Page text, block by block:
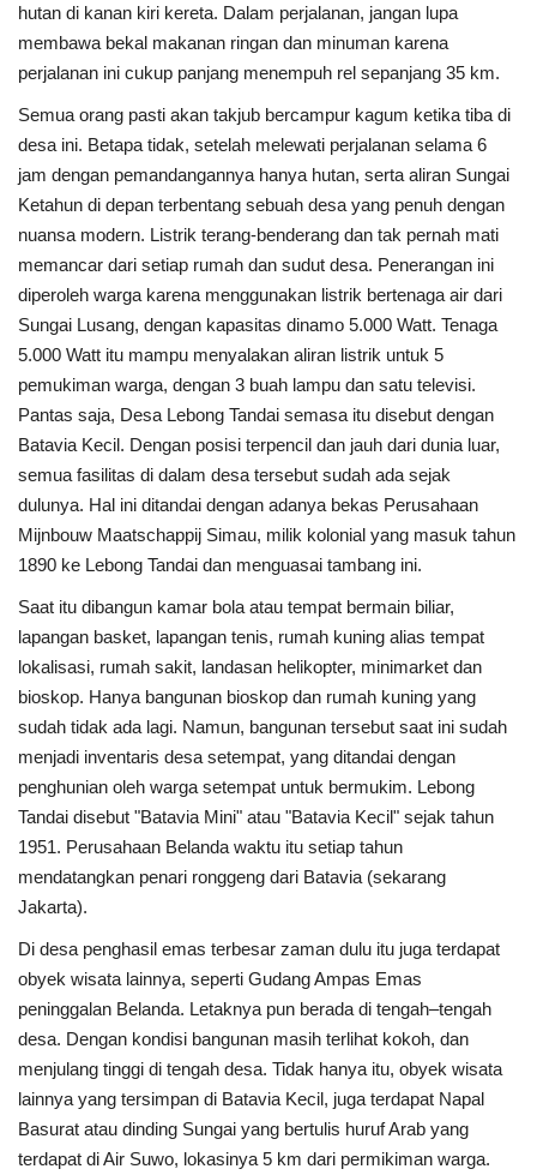
hutan di kanan kiri kereta. Dalam perjalanan, jangan lupa
membawa bekal makanan ringan dan minuman karena
perjalanan ini cukup panjang menempuh rel sepanjang 35 km.
Semua orang pasti akan takjub bercampur kagum ketika tiba di
desa ini. Betapa tidak, setelah melewati perjalanan selama 6
jam dengan pemandangannya hanya hutan, serta aliran Sungai
Ketahun di depan terbentang sebuah desa yang penuh dengan
nuansa modern. Listrik terang-benderang dan tak pernah mati
memancar dari setiap rumah dan sudut desa. Penerangan ini
diperoleh warga karena menggunakan listrik bertenaga air dari
Sungai Lusang, dengan kapasitas dinamo 5.000 Watt. Tenaga
5.000 Watt itu mampu menyalakan aliran listrik untuk 5
pemukiman warga, dengan 3 buah lampu dan satu televisi.
Pantas saja, Desa Lebong Tandai semasa itu disebut dengan
Batavia Kecil. Dengan posisi terpencil dan jauh dari dunia luar,
semua fasilitas di dalam desa tersebut sudah ada sejak
dulunya. Hal ini ditandai dengan adanya bekas Perusahaan
Mijnbouw Maatschappij Simau, milik kolonial yang masuk tahun
1890 ke Lebong Tandai dan menguasai tambang ini.
Saat itu dibangun kamar bola atau tempat bermain biliar,
lapangan basket, lapangan tenis, rumah kuning alias tempat
lokalisasi, rumah sakit, landasan helikopter, minimarket dan
bioskop. Hanya bangunan bioskop dan rumah kuning yang
sudah tidak ada lagi. Namun, bangunan tersebut saat ini sudah
menjadi inventaris desa setempat, yang ditandai dengan
penghunian oleh warga setempat untuk bermukim. Lebong
Tandai disebut "Batavia Mini" atau "Batavia Kecil" sejak tahun
1951. Perusahaan Belanda waktu itu setiap tahun
mendatangkan penari ronggeng dari Batavia (sekarang
Jakarta).
Di desa penghasil emas terbesar zaman dulu itu juga terdapat
obyek wisata lainnya, seperti Gudang Ampas Emas
peninggalan Belanda. Letaknya pun berada di tengah–tengah
desa. Dengan kondisi bangunan masih terlihat kokoh, dan
menjulang tinggi di tengah desa. Tidak hanya itu, obyek wisata
lainnya yang tersimpan di Batavia Kecil, juga terdapat Napal
Basurat atau dinding Sungai yang bertulis huruf Arab yang
terdapat di Air Suwo, lokasinya 5 km dari permikiman warga.